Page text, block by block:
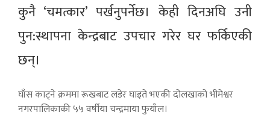
कुनै ‘चमत्कार’ पर्खनुपर्नेछ। केही दिनअघि उनी
पुन:स्थापना केन्द्रबाट उपचार गरेर घर फर्किएकी
छन्।
घाँस काट्ने क्रममा रूखबाट लडेर घाइते भएकी दोलखाको भीमेश्वर
नगरपालिकाकी ५५ वर्षीया चन्द्रमाया फुयाँल।